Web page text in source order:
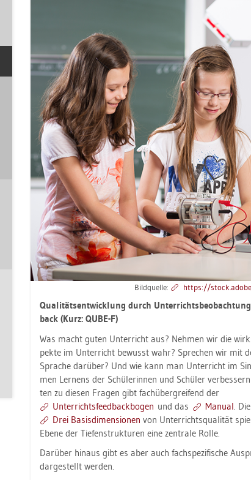
Bild­quel­le: https://​
Qua­li­täts­ent­wick­lung durch
back (Kurz: QUBE-F)
Was macht guten Un­ter­richt aus? Neh­men wir die
pek­te im Un­ter­richt be­wusst wahr? Spre­chen wir mit
Spra­che dar­über? Und wie kann man Un­ter­richt im
men Ler­nens der Schü­le­rin­nen und Schü­ler
ten zu die­sen Fra­gen gibt fach­über­grei­fend der
Un­ter­richts­feed­back­bo­gen und das Ma­nu­al. Die
Drei Ba­sis­di­men­sio­nen von Un­ter­richts­qua­li­tät
Ebene der Tie­fen­struk­tu­ren eine zen­tra­le Rolle.
Dar­über hin­aus gibt es aber auch fach­spe­zi­fi­sche
dar­ge­stellt wer­den.